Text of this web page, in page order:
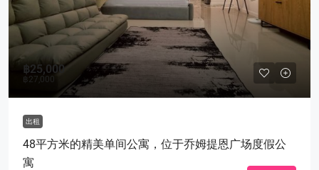
฿25,000
฿27,000
出租
48平方米的精美单间公寓，位于乔姆提恩广场度假公
寓